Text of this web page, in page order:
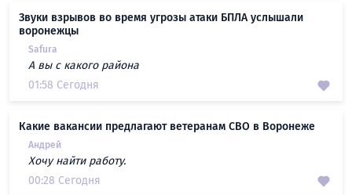
Звуки взрывов во время угрозы атаки БПЛА услышали
воронежцы
Safura
А вы с какого района
01:58 Сегодня
Какие вакансии предлагают ветеранам СВО в Воронеже
Андрей
Хочу найти работу.
00:28 Сегодня